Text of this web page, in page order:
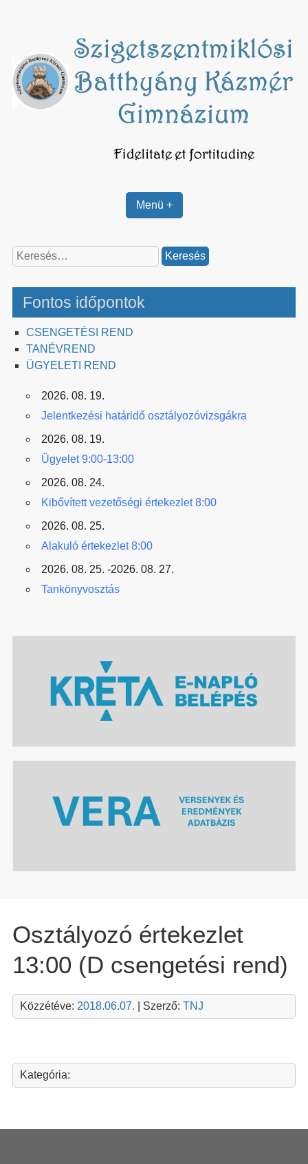
Menü +
Keresés:
Fontos időpontok
CSENGETÉSI REND
TANÉVREND
ÜGYELETI REND
2026. 08. 19.
Jelentkezési határidő osztályozóvizsgákra
2026. 08. 19.
Ügyelet 9:00-13:00
2026. 08. 24.
Kibővített vezetőségi értekezlet 8:00
2026. 08. 25.
Alakuló értekezlet 8:00
2026. 08. 25. -2026. 08. 27.
Tankönyvosztás
Osztályozó értekezlet
13:00 (D csengetési rend)
Közzétéve: 2018.06.07. | Szerző: TNJ
Kategória: